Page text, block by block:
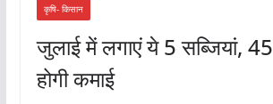
कृषि- किसान
जुलाई में लगाएं ये 5 सब्जियां,
होगी कमाई